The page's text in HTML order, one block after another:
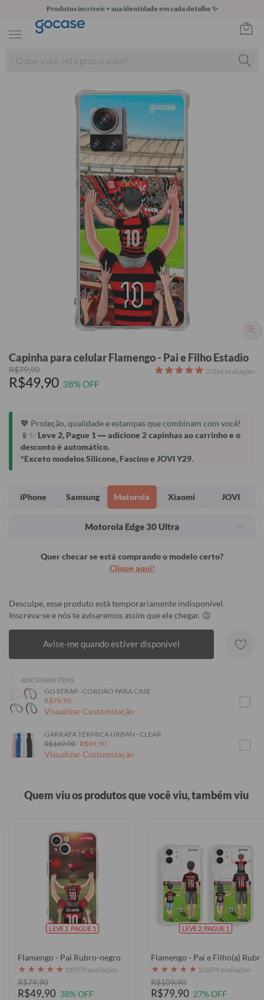
Produtos incríveis + sua identidade em cada detalhe ✨
Capinha para celular Flamengo - Pai e Filho Estadio
R$79,90
R$49,90 38% OFF
27314 avaliações
💖 Proteção, qualidade e estampas que combinam com você!
📱✨ Leve 2, Pague 1— adicione 2 capinhas ao carrinho e o
desconto é automático.
*Exceto modelos Silicone, Fascino e JOVI Y29.
iPhone Samsung Motorola Xiaomi JOVI
Motorola Edge 30 Ultra
Quer checar se está comprando o modelo certo?
Clique aqui!
Desculpe, esse produto está temporariamente indisponível.
Inscreva-se e nós te avisaremos assim que ele chegar. 😉
Avise-me quando estiver disponível
ADICIONAR ITENS
GO STRAP - CORDÃO PARA CASE
R$79,90
Visualizar Customização
GARRAFA TÉRMICA URBAN - CLEAR
R$169,90 R$69,90
Visualizar Customização
Quem viu os produtos que você viu, também viu
LEVE 2, PAGUE 1
Flamengo - Pai Rubro-negro
★ ★ ★ ★ ★ 105079 avaliações
R$79,90
R$49,90 38% OFF
LEVE 2, PAGUE 1
Flamengo - Pai e Filho(a)
★ ★ ★ ★ ★ 105079 avaliações
R$109,90
R$79,90 27% OFF